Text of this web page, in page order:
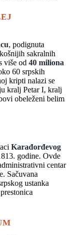
, podignuta
sakralnih
više od 40 miliona
60 srpskih
kripti nalazi se
kralj Petar I, kralj
obeleženi belim
Karađorđevog
godine. Ovde
centar
Sačuvana
ustanka